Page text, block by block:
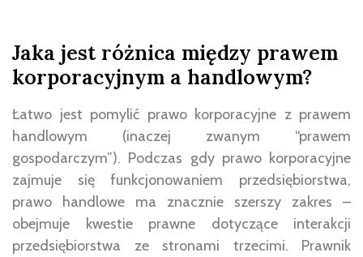
Jaka jest różnica między prawem
korporacyjnym a handlowym?
Łatwo jest pomylić prawo korporacyjne z prawem
handlowym (inaczej zwanym “prawem
gospodarczym”). Podczas gdy prawo korporacyjne
zajmuje się funkcjonowaniem przedsiębiorstwa,
prawo handlowe ma znacznie szerszy zakres –
obejmuje kwestie prawne dotyczące interakcji
przedsiębiorstwa ze stronami trzecimi. Prawnik